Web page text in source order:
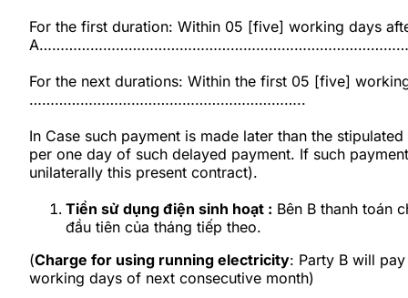
For the first duration: Within 05 [five] working days
For the next durations: Within the first 05 [five]
………………………………………………………..
In Case such payment is made later than the
per one day of such delayed payment. If such
unilaterally this present contract).
Tiền sử dụng điện sinh hoạt : Bên B thanh toán
đầu tiên của tháng tiếp theo.
(Charge for using running electricity: Party B will
working days of next consecutive month)